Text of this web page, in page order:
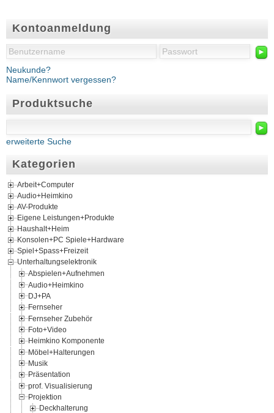
Kontoanmeldung
►
Neukunde?
Name/Kennwort vergessen?
Produktsuche
►
erweiterte Suche
Kategorien
Arbeit+Computer
Audio+Heimkino
AV-Produkte
Eigene Leistungen+Produkte
Haushalt+Heim
Konsolen+PC Spiele+Hardware
Spiel+Spass+Freizeit
Unterhaltungselektronik
Abspielen+Aufnehmen
Audio+Heimkino
DJ+PA
Fernseher
Fernseher Zubehör
Foto+Video
Heimkino Komponente
Möbel+Halterungen
Musik
Präsentation
prof. Visualisierung
Projektion
Deckhalterung